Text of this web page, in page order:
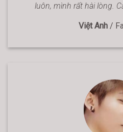
luôn, mình rất hài lòng.
Việt Anh /